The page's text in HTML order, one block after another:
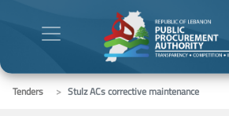
Tenders
Stulz ACs corrective maintenance